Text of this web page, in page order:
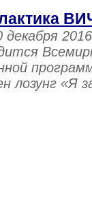
лозунг «Я